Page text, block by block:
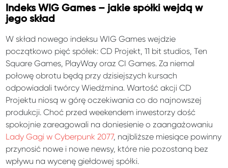
Indeks WIG Games – jakie spółki wejdą w
jego skład
W skład nowego indeksu WIG Games wejdzie
początkowo pięć spółek: CD Projekt, 11 bit studios, Ten
Square Games, PlayWay oraz CI Games. Za niemal
połowę obrotu będą przy dzisiejszych kursach
odpowiadali twórcy Wiedźmina. Wartość akcji CD
Projektu niosą w górę oczekiwania co do najnowszej
produkcji. Choć przed weekendem inwestorzy dość
spokojnie zareagowali na doniesienie o zaangażowaniu
Lady Gagi w Cyberpunk 2077, najbliższe miesiące powinny
przynosić nowe i nowe newsy, które nie pozostaną bez
wpływu na wycenę giełdowej spółki.